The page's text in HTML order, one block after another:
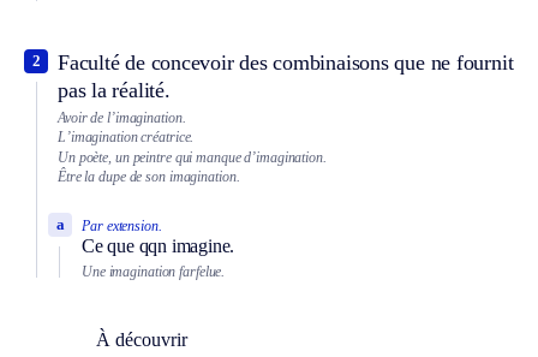
Faculté de concevoir des combinaisons que ne fournit
pas la réalité.
2
Avoir de l’imagination.
L’imagination créatrice.
Un poète, un peintre qui manque d’imagination.
Être la dupe de son imagination.
Par extension.
Ce que qqn imagine.
a
Une imagination farfelue.
À découvrir